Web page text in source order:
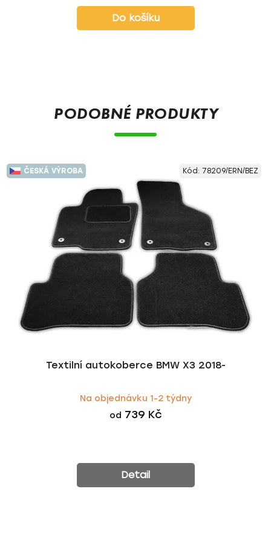
Do košíku
PODOBNÉ PRODUKTY
ČESKÁ VÝROBA
Textilní autokoberce BMW X3 2018-
Na objednávku 1-2 týdny
od 739 Kč
Detail
Kód: 78209/ERN/BEZ